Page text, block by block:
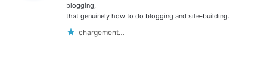
blogging,
that genuinely how to do blogging and site-building.
chargement…